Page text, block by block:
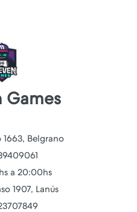
Games
Belgrano
a 20:00hs
1907, Lanús